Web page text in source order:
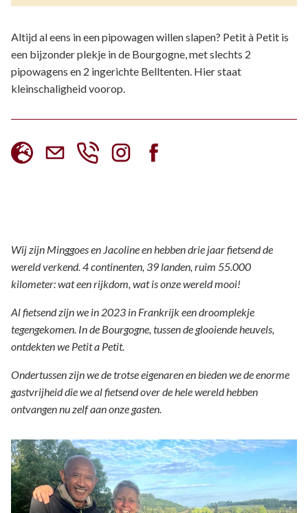
Altijd al eens in een pipowagen willen slapen? Petit à Petit is
een bijzonder plekje in de Bourgogne, met slechts 2
pipowagens en 2 ingerichte Belltenten. Hier staat
kleinschaligheid voorop.
Wij zijn Minggoes en Jacoline en hebben drie jaar fietsend de
wereld verkend. 4 continenten, 39 landen, ruim 55.000
kilometer: wat een rijkdom, wat is onze wereld mooi!
Al fietsend zijn we in 2023 in Frankrijk een droomplekje
tegengekomen. In de Bourgogne, tussen de glooiende heuvels,
ontdekten we Petit a Petit.
Ondertussen zijn we de trotse eigenaren en bieden we de enorme
gastvrijheid die we al fietsend over de hele wereld hebben
ontvangen nu zelf aan onze gasten.